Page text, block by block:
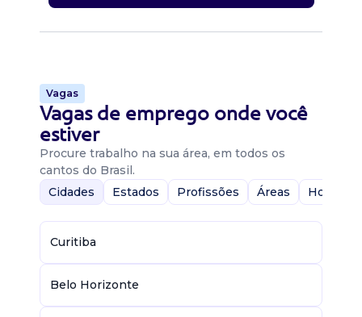
Vagas
Vagas de emprego onde você
estiver
Procure trabalho na sua área, em todos os
cantos do Brasil.
Cidades
Estados Profissões Áreas Home-
Curitiba
Belo Horizonte